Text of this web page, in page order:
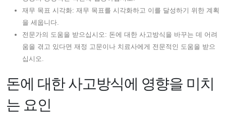
재무 목표 시각화: 재무 목표를 시각화하고 이를 달성하기 위한 계획
을 세웁니다.
전문가의 도움을 받으십시오: 돈에 대한 사고방식을 바꾸는 데 어려
움을 겪고 있다면 재정 고문이나 치료사에게 전문적인 도움을 받으
십시오.
돈에 대한 사고방식에 영향을 미치
는 요인